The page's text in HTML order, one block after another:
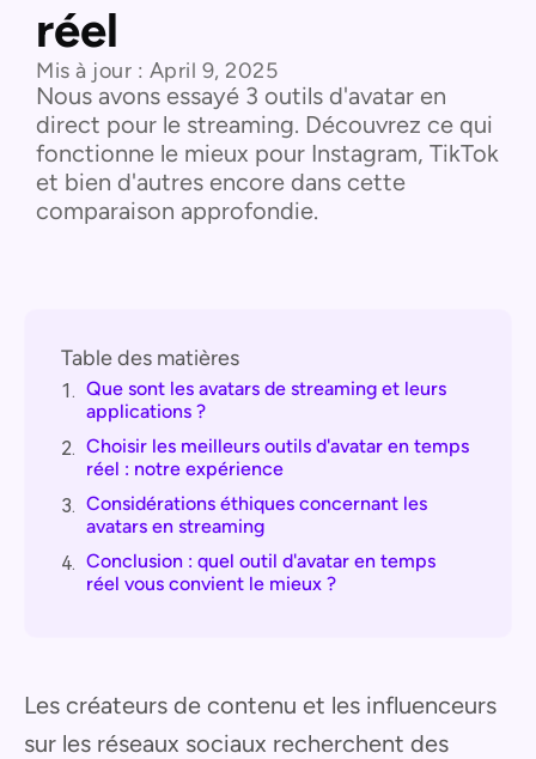
réel
Mis à jour : April 9, 2025
Nous avons essayé 3 outils d'avatar en
direct pour le streaming. Découvrez ce qui
fonctionne le mieux pour Instagram, TikTok
et bien d'autres encore dans cette
comparaison approfondie.
Table des matières
1. Que sont les avatars de streaming et leurs
applications ?
2. Choisir les meilleurs outils d'avatar en temps
réel : notre expérience
3. Considérations éthiques concernant les
avatars en streaming
4. Conclusion : quel outil d'avatar en temps
réel vous convient le mieux ?
Les créateurs de contenu et les influenceurs
sur les réseaux sociaux recherchent des